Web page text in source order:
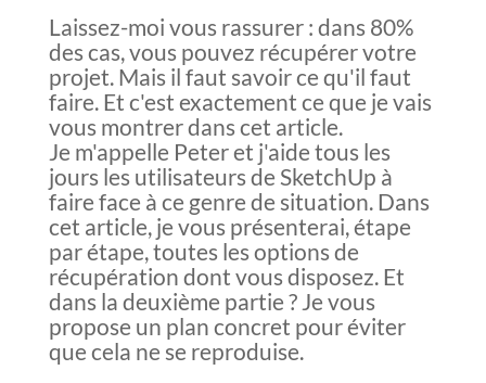
Laissez-moi vous rassurer : dans 80%
des cas, vous pouvez récupérer votre
projet. Mais il faut savoir ce qu'il faut
faire. Et c'est exactement ce que je vais
vous montrer dans cet article.
Je m'appelle Peter et j'aide tous les
jours les utilisateurs de SketchUp à
faire face à ce genre de situation. Dans
cet article, je vous présenterai, étape
par étape, toutes les options de
récupération dont vous disposez. Et
dans la deuxième partie ? Je vous
propose un plan concret pour éviter
que cela ne se reproduise.